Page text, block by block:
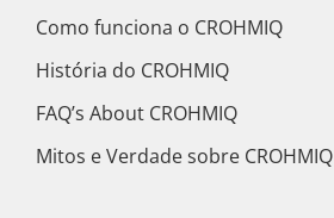
Como funciona o CROHMIQ
História do CROHMIQ
FAQ’s About CROHMIQ
Mitos e Verdade sobre CROHMIQ